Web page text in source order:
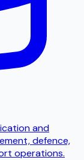
and
defence,
operations.